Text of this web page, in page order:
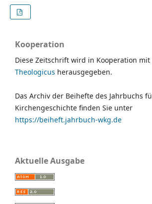
Kooperation
Diese Zeitschrift wird in Kooperation mit
Theologicus herausgegeben.
Das Archiv der Beihefte des Jahrbuchs
Kirchengeschichte finden Sie unter
https://beiheft.jahrbuch-wkg.de
Aktuelle Ausgabe